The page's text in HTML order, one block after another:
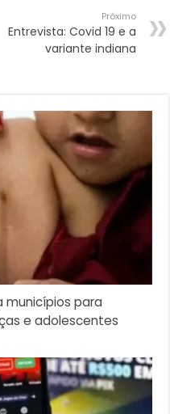
Próximo
Entrevista: Covid 19 e a
variante indiana
municípios para
e adolescentes